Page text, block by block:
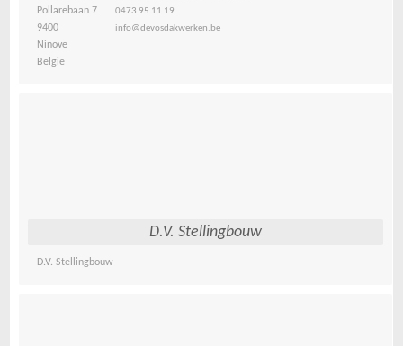
Pollarebaan 7
9400
Ninove
België
0473 95 11 19
info@devosdakwerken.be
D.V. Stellingbouw
D.V. Stellingbouw